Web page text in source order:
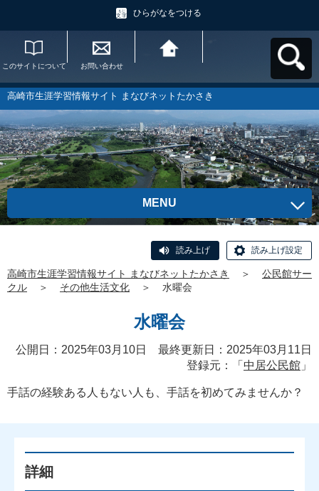
ひらがなをつける
このサイトについて お問い合わせ
たかさきへ戻る
高崎市生涯学習情報サイト まなびネットたかさき
MENU
読み上げ 読み上げ設定
高崎市生涯学習情報サイト まなびネットたかさき ＞
公民館サー
クル
＞ その他生活文化 ＞ 水曜会
水曜会
公開日：2025年03月10日 最終更新日：2025年03月11日
登録元：「 中居公民館 」
手話の経験ある人もない人も、手話を初めてみませんか？
詳細